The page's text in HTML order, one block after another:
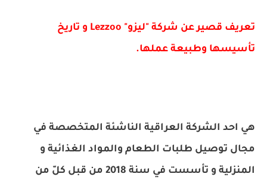
تعريف قصير عن شركة "ليزو" Lezzoo و تاريخ
تأسيسها وطبيعة عملها.
هي احد الشركة العراقية الناشئة المتخصصة في
مجال توصيل طلبات الطعام والمواد الغذائية و
المنزلية و تأسست في سنة 2018 من قبل كلّ من